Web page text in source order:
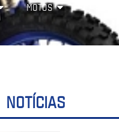
MOTOS
NOTÍCIAS